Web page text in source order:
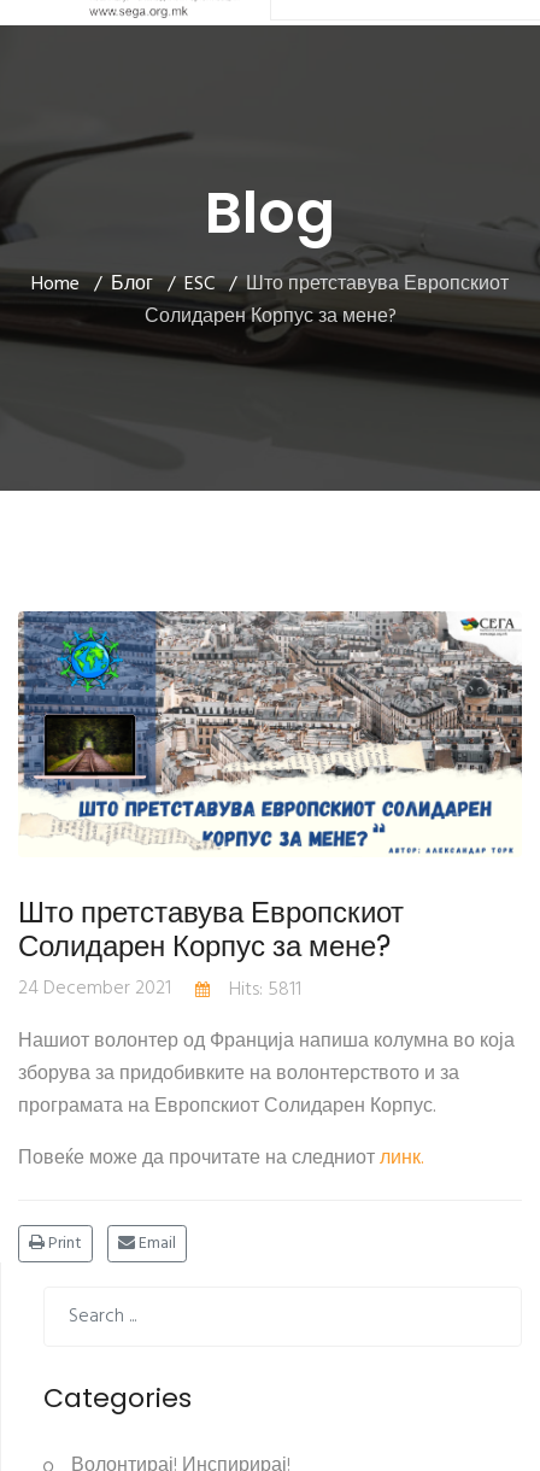
Blog
Home Блог ESC
Што претставува Европскиот
Солидарен Корпус за мене?
Што претставува Европскиот
Солидарен Корпус за мене?
24 December 2021
Hits: 5811
Нашиот волонтер од Франција напиша колумна во која
зборува за придобивките на волонтерството и за
програмата на Европскиот Солидарен Корпус.
Повеќе може да прочитате на следниотлинк.
Print Email
Categories